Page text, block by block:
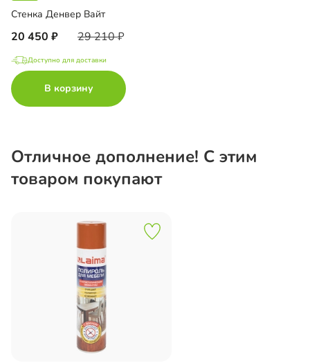
Стенка Денвер Вайт
20 450 29 210
Доступно для доставки
В корзину
Отличное дополнение! С этим
товаром покупают